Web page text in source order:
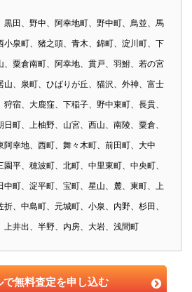
黒田、野中、阿幸地町、野中町、鳥並、馬
小泉町、猪之頭、青木、錦町、淀川町、下
、粟倉南町、阿幸地、貫戸、羽鮒、若の宮
山、泉町、ひばりが丘、猫沢、外神、富士
宿、大鹿窪、下稲子、野中東町、長貫、
町、上柚野、山宮、西山、南陵、粟倉、
阿幸地、西町、舞々木町、前田町、大中
平、穂波町、北町、中里東町、中央町、
中町、淀平町、宝町、星山、麓、東町、上
、中島町、元城町、小泉、内野、杉田、
上井出、半野、内房、大岩、浅間町
で無料査定を申し込む